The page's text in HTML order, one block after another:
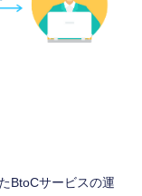
BtoCサービスの運